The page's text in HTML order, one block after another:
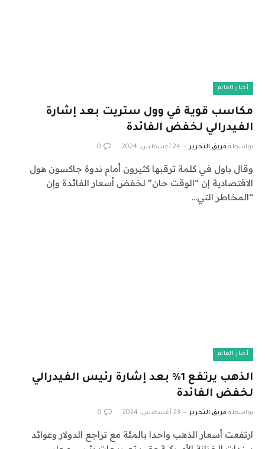
أخبار العالم
مكاسب قوية في وول ستريت بعد إشارة
الفيدرالي لخفض الفائدة
بواسطة فريق التحرير 24 أغسطس، 2024 0
وقال باول في كلمة ترقبها كثيرون أمام ندوة جاكسون هول
الاقتصادية إن “الوقت حان” لخفض أسعار الفائدة وإن
“المخاطر التي…
أخبار العالم
الذهب يرتفع 1% بعد إشارة رئيس الفيدرالي
لخفض الفائدة
بواسطة فريق التحرير 23 أغسطس، 2024 0
ارتفعت أسعار الذهب واحدا بالمئة مع تراجع الدولار وعوائد